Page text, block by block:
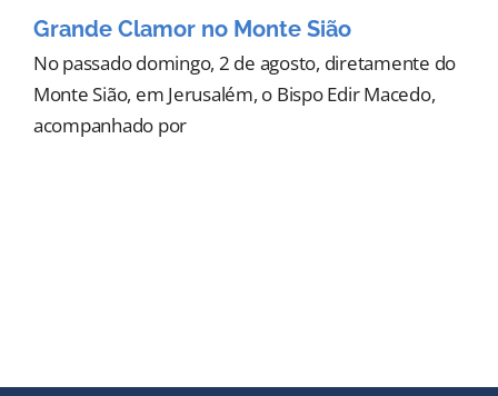
Grande Clamor no Monte Sião
No passado domingo, 2 de agosto, diretamente do
Monte Sião, em Jerusalém, o Bispo Edir Macedo,
acompanhado por